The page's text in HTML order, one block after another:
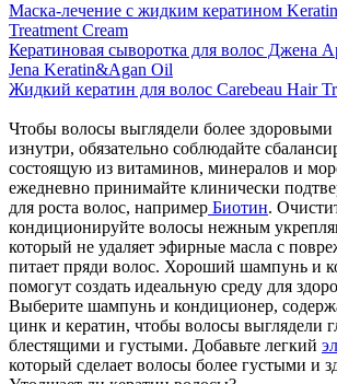
Маска-лечение с жидким кератином
Treatment Cream
Кератиновая сыворотка для волос Джена
Jena Keratin&Agan Oil
Жидкий кератин для волос Carebeau Hair
Чтобы волосы выглядели более здоровыми
изнутри, обязательно соблюдайте
состоящую из витаминов, минералов и
ежедневно принимайте клинически
для роста волос, например Биотин.
кондиционируйте волосы нежным
который не удаляет эфирные масла с
питает пряди волос. Хороший шампунь и
помогут создать идеальную среду для
Выберите шампунь и кондиционер,
цинк и кератин, чтобы волосы выглядели
блестящими и густыми. Добавьте легкий
который сделает волосы более густыми и